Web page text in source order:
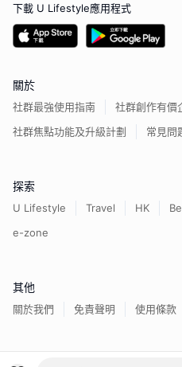
下載 U Lifestyle應用程式
關於
社群最強使用指南
社群創作有價
社群焦點功能及升級計劃
常見問
探索
U Lifestyle Travel HK
e-zone
其他
關於我們 免責聲明 使用條款